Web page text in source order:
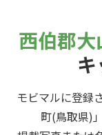
西伯郡
モビマルに登録
町(鳥取県)